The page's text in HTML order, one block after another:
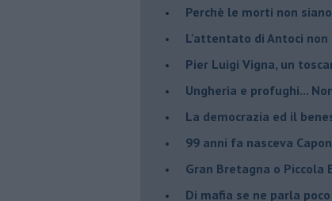
Perchè le morti non
L'attentato di Antoci
Pier Luigi Vigna, un
Ungheria e profughi...
La democrazia ed il
99 anni fa nasceva
Gran Bretagna o Piccola
Di mafia se ne parla